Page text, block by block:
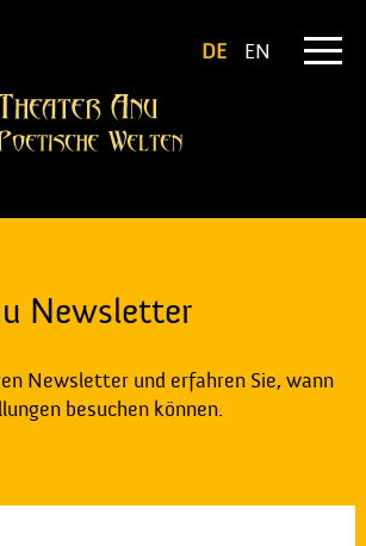
DE EN
Newsletter
Newsletter und erfahren Sie, wann
besuchen können.